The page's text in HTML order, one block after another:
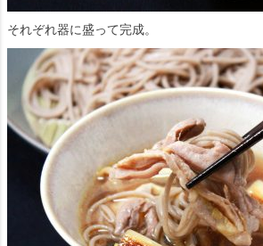
それぞれ器に盛って完成。